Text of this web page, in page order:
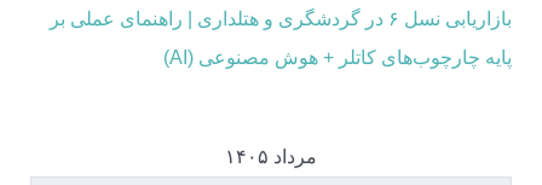
بازاریابی نسل ۶ در گردشگری و هتلداری | راهنمای عملی بر
پایه چارچوب‌های کاتلر + هوش مصنوعی (AI)
مرداد ۱۴۰۵